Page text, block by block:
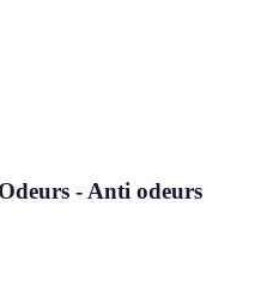
- Anti odeurs